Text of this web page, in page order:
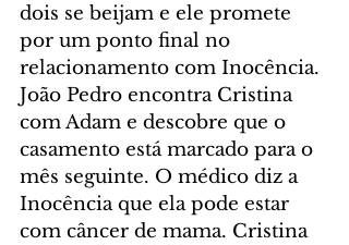
dois se beijam e ele promete
por um ponto final no
relacionamento com Inocência.
João Pedro encontra Cristina
com Adam e descobre que o
casamento está marcado para o
mês seguinte. O médico diz a
Inocência que ela pode estar
com câncer de mama. Cristina